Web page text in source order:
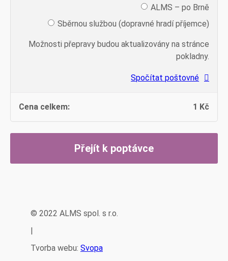
ALMS – po Brně
Sběrnou službou (dopravné hradí příjemce)
Možnosti přepravy budou aktualizovány na stránce
pokladny.
Spočítat poštovné
1 Kč
Přejít k poptávce
© 2022 ALMS spol. s r.o.
Tvorba webu: Svopa